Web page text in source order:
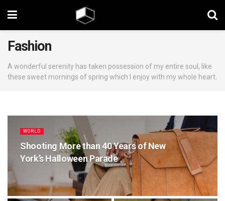
Fashion
A wonderful serenity has taken possession of my entire soul, like
these sweet mornings of spring which I enjoy with my whole heart.
WORLD
Shooting More than 40 Years of New
York’s Halloween Parade